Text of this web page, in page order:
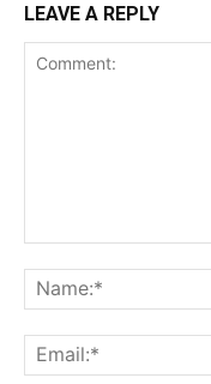
LEAVE A REPLY